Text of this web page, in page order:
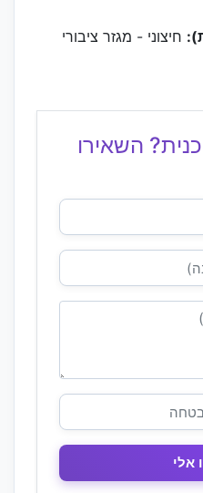
חיצוני - מגזר ציבורי
השאירו